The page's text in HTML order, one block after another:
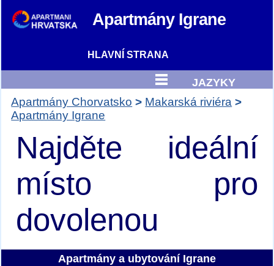
Apartmány Igrane
HLAVNÍ STRANA
JAZYKY
Apartmány Chorvatsko
Makarská riviéra
Apartmány Igrane
Najděte ideální
místo pro
dovolenou
Apartmány a ubytování Igrane